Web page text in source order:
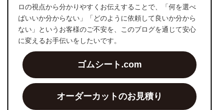
ロの視点から分かりやすくお伝えすることで、「何を選べ
ばいいか分からない」「どのように依頼して良いか分から
ない」というお客様のご不安を、このブログを通じて安心
に変えるお手伝いをしたいです。
ゴムシート.com
オーダーカットのお見積り